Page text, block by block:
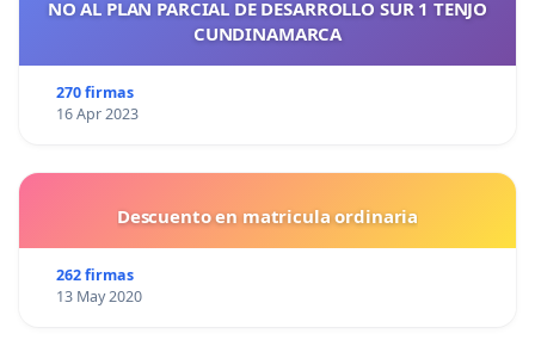
NO AL PLAN PARCIAL DE DESARROLLO SUR 1 TENJO
CUNDINAMARCA
270 firmas
16 Apr 2023
Descuento en matricula ordinaria
262 firmas
13 May 2020